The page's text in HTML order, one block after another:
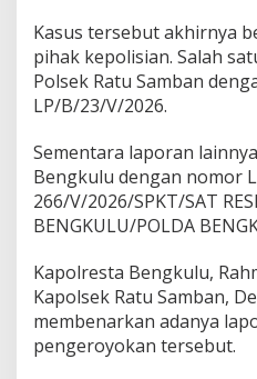
Kasus tersebut akhirnya
pihak kepolisian. Salah
Polsek Ratu Samban
LP/B/23/V/2026.
Sementara laporan
Bengkulu dengan nomor
266/V/2026/SPKT/SAT
BENGKULU/POLDA
Kapolresta Bengkulu,
Kapolsek Ratu Samban,
membenarkan adanya
pengeroyokan tersebut.